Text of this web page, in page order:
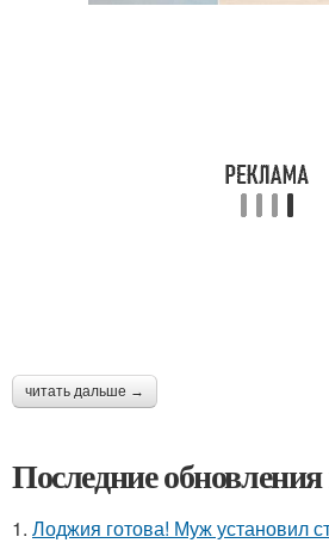
читать дальше →
Последние обновления
1. Лоджия готова! Муж установил